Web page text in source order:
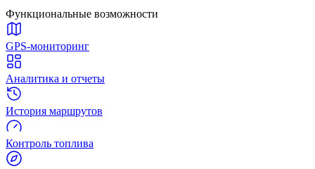
Функциональные возможности
GPS-мониторинг
Аналитика и отчеты
История маршрутов
Контроль топлива